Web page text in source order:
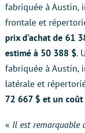
fabriquée à Austin,
frontale et
prix d’achat de 61
estimé à 50 388 $.
fabriquée à Austin,
latérale et
72 667 $ et un
« Il est remarquable